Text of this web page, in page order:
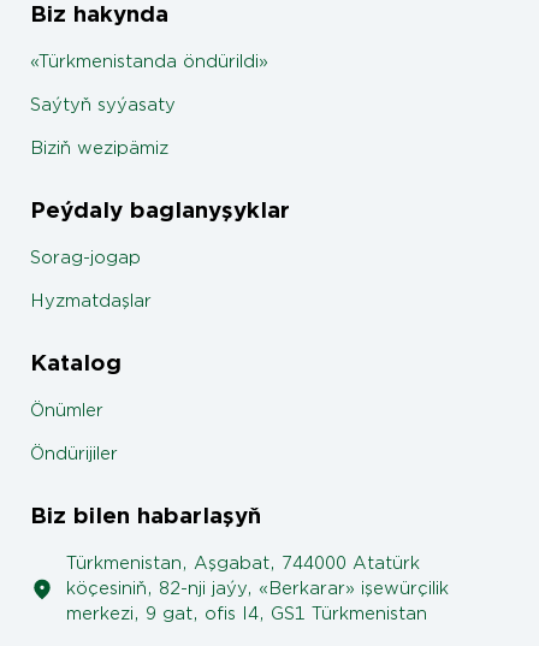
Biz hakynda
«Türkmenistanda öndürildi»
Saýtyň syýasaty
Biziň wezipämiz
Peýdaly baglanyşyklar
Sorag-jogap
Hyzmatdaşlar
Katalog
Önümler
Öndürijiler
Biz bilen habarlaşyň
Türkmenistan, Aşgabat, 744000 Atatürk
köçesiniň, 82-nji jaýy, «Berkarar» işewürçilik
merkezi, 9 gat, ofis I4, GS1 Türkmenistan